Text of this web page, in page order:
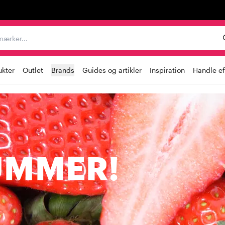
Outlet Brands Guides og artikler Inspiration Handle